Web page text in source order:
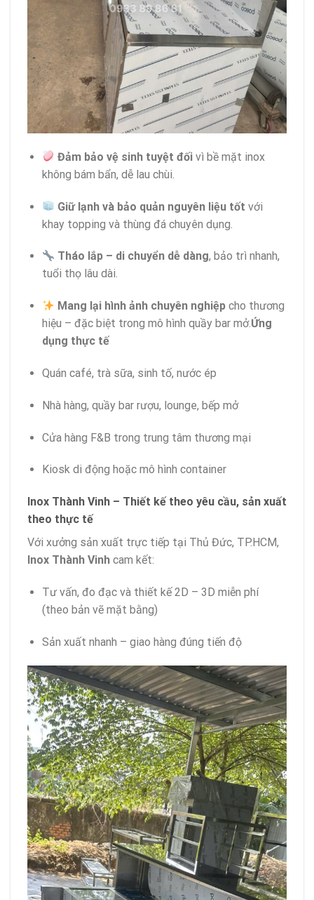
Đảm bảo vệ sinh tuyệt đối vì bề mặt inox
không bám bẩn, dễ lau chùi.
Giữ lạnh và bảo quản nguyên liệu tốt với
khay topping và thùng đá chuyên dụng.
Tháo lắp – di chuyển dễ dàng, bảo trì nhanh,
tuổi thọ lâu dài.
Mang lại hình ảnh chuyên nghiệp cho thương
hiệu – đặc biệt trong mô hình quầy bar mở.Ứng
dụng thực tế
Quán café, trà sữa, sinh tố, nước ép
Nhà hàng, quầy bar rượu, lounge, bếp mở
Cửa hàng F&B trong trung tâm thương mại
Kiosk di động hoặc mô hình container
Inox Thành Vinh – Thiết kế theo yêu cầu, sản xuất
theo thực tế
Với xưởng sản xuất trực tiếp tại Thủ Đức, TP.HCM,
Inox Thành Vinh cam kết:
Tư vấn, đo đạc và thiết kế 2D – 3D miễn phí
(theo bản vẽ mặt bằng)
Sản xuất nhanh – giao hàng đúng tiến độ